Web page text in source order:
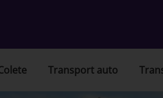
Transport auto